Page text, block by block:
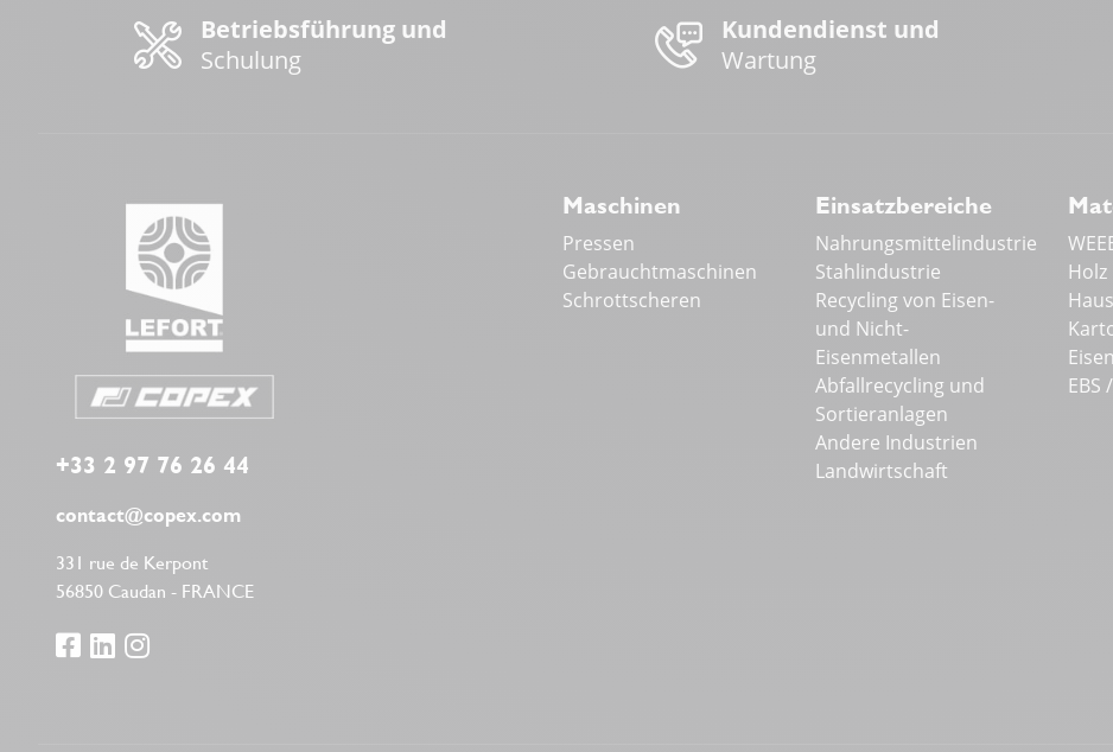
Betriebsführung und
Schulung
Kundendienst und
Wartung
+33 2 97 76 26 44
contact@copex.com
331 rue de Kerpont
56850 Caudan - FRANCE
Maschinen
Pressen
Gebrauchtmaschinen
Schrottscheren
Einsatzbereiche
Nahrungsmittelindustrie
Stahlindustrie
Recycling von Eisen-
und Nicht-
Eisenmetallen
Abfallrecycling und
Sortieranlagen
Andere Industrien
Landwirtschaft
Holz
EBS